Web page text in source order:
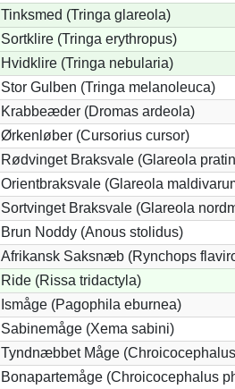
Tinksmed (Tringa glareola)
Sortklire (Tringa erythropus)
Hvidklire (Tringa nebularia)
Stor Gulben (Tringa melanoleuca)
Krabbeæder (Dromas ardeola)
Ørkenløber (Cursorius cursor)
Rødvinget Braksvale (Glareola
Orientbraksvale (Glareola
Sortvinget Braksvale (Glareola
Brun Noddy (Anous stolidus)
Afrikansk Saksnæb (Rynchops
Ride (Rissa tridactyla)
Ismåge (Pagophila eburnea)
Sabinemåge (Xema sabini)
Tyndnæbbet Måge
Bonapartemåge (Chroicocephalus